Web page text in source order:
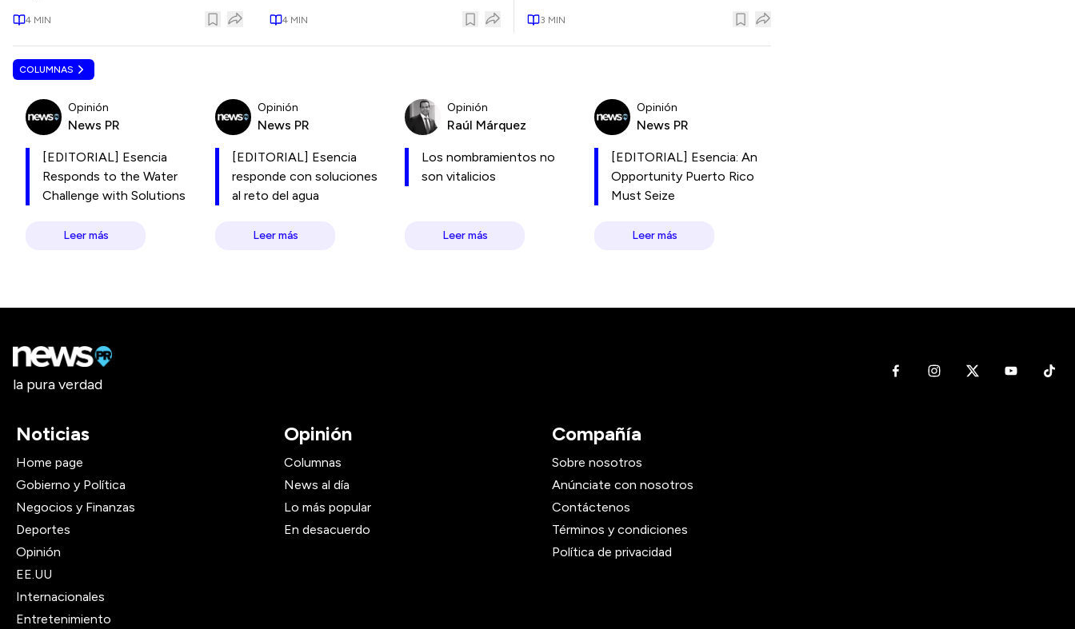
4 MIN 4 MIN 3 MIN
COLUMNAS
Opinión
News PR
[EDITORIAL] Esencia
Responds to the Water
Challenge with Solutions
Leer más
Opinión
News PR
[EDITORIAL] Esencia
responde con soluciones
al reto del agua
Leer más
Opinión
Raúl Márquez
Los nombramientos no
son vitalicios
Leer más
Opinión
News PR
[EDITORIAL] Esencia: An
Opportunity Puerto Rico
Must Seize
Leer más
la pura verdad
Noticias
Home page
Gobierno y Política
Negocios y Finanzas
Deportes
Opinión
EE.UU
Internacionales
Entretenimiento
Opinión
Columnas
News al día
Lo más popular
En desacuerdo
Compañía
Sobre nosotros
Anúnciate con nosotros
Contáctenos
Términos y condiciones
Política de privacidad